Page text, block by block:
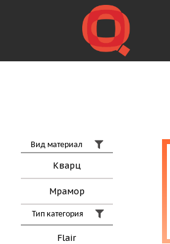
Вид материал
Кварц
Мрамор
Тип категория
Flair